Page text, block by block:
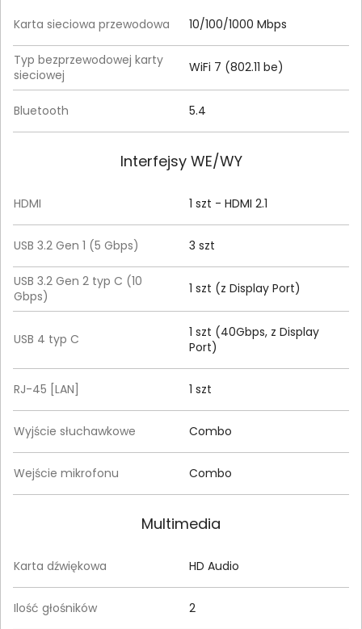
Karta sieciowa przewodowa 10/100/1000 Mbps
Typ bezprzewodowej karty
sieciowej
WiFi 7 (802.11 be)
Bluetooth 5.4
Interfejsy WE/WY
HDMI 1 szt - HDMI 2.1
USB 3.2 Gen 1 (5 Gbps) 3 szt
USB 3.2 Gen 2 typ C (10
Gbps)
1 szt (z Display Port)
USB 4 typ C
1 szt (40Gbps, z Display
Port)
RJ-45 [LAN] 1 szt
Wyjście słuchawkowe Combo
Wejście mikrofonu Combo
Multimedia
Karta dźwiękowa HD Audio
Ilość głośników 2